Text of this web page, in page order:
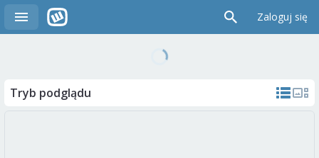
Zaloguj się
Tryb podglądu